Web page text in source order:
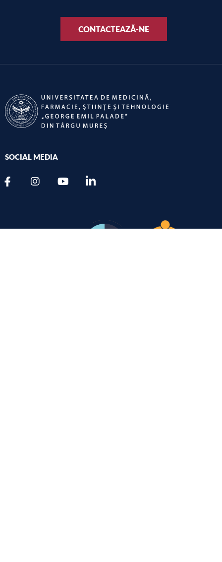
CONTACTEAZĂ-NE
SOCIAL MEDIA